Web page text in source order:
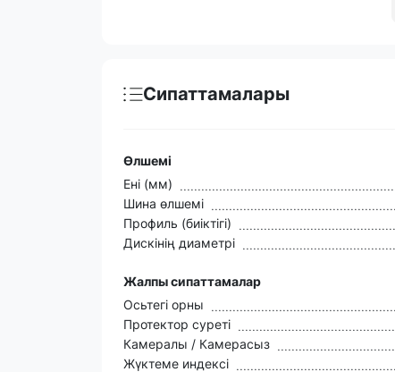
Сипаттамалары
Өлшемі
Ені (мм)
Шина өлшемі
Профиль (биіктігі)
Дискінің диаметрі
Жалпы сипаттамалар
Осьтегі орны
Протектор суреті
Камералы / Камерасыз
Жүктеме индексі